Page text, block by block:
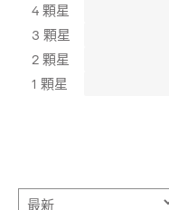
4 顆星
3 顆星
2 顆星
1 顆星